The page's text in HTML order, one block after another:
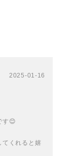
2025-01-16
す😊
てくれると嬉